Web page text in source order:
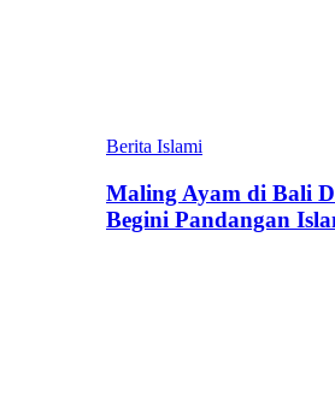
Berita Islami
Maling Ayam di Bali
Begini Pandangan